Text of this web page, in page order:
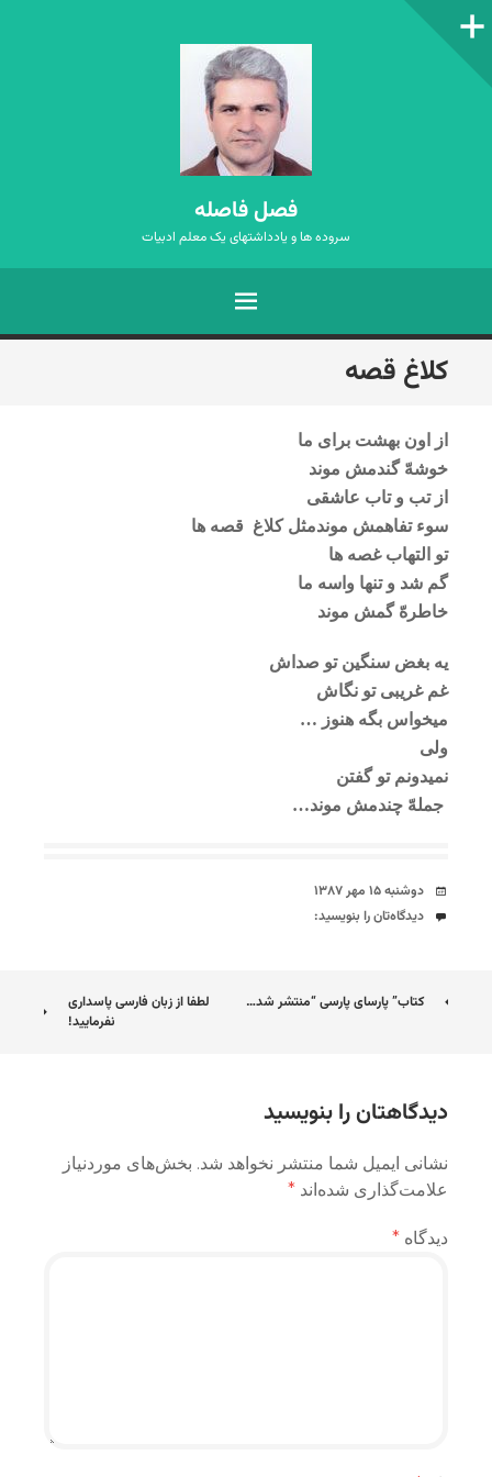
ستون‌کناری
فصل فاصله
سروده ها و یادداشتهای یک معلم ادبیات
فهرست
رفتن
به
کلاغ قصه
از اون بهشت برای ما
خوشهّ گندمش موند
از تب و تاب عاشقی
سوء تفاهمش موندمثل کلاغ قصه ها
تو التهاب غصه ها
گم شد و تنها واسه ما
خاطرهّ گمش موند
یه بغض سنگین تو صداش
غم غریبی تو نگاش
میخواس بگه هنوز …
ولی
نمیدونم تو گفتن
جملهّ چندمش موند…
تاریخ
دوشنبه ۱۵ مهر ۱۳۸۷
دیدگاه‌ها
دیدگاه‌تان را بنویسید:
ناوبری
کتاب” پارسای پارسی “منتشر شد…
لطفا از زبان فارسی پاسداری
نفرمایید!
دیدگاهتان را بنویسید
نشانی ایمیل شما منتشر نخواهد شد. بخش‌های موردنیاز
علامت‌گذاری شده‌اند *
دیدگاه *